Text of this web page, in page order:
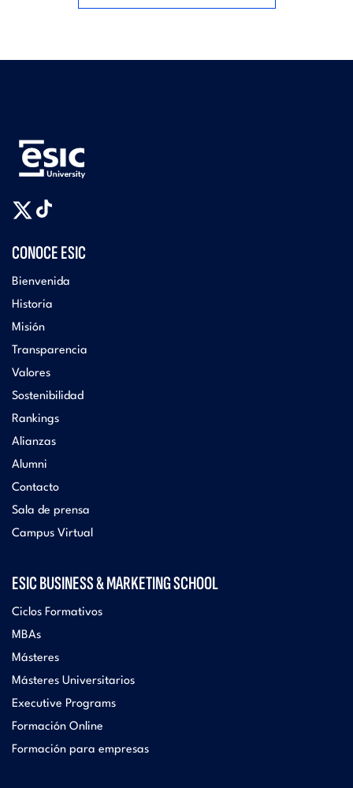
CONOCE ESIC
Bienvenida
Historia
Misión
Transparencia
Valores
Sostenibilidad
Rankings
Alianzas
Alumni
Contacto
Sala de prensa
Campus Virtual
ESIC BUSINESS & MARKETING SCHOOL
Ciclos Formativos
MBAs
Másteres
Másteres Universitarios
Executive Programs
Formación Online
Formación para empresas